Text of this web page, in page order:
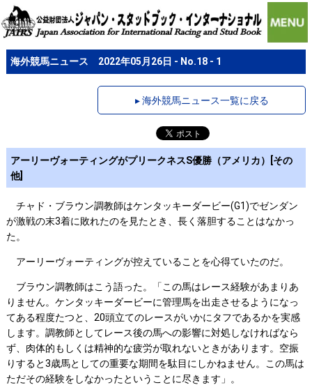
海外競馬ニュース 2022年05月26日 - No.18 - 1
▸ 海外競馬ニュース一覧に戻る
アーリーヴォーティングがプリークネスS優勝（アメリカ）[その
他]
チャド・ブラウン調教師はケンタッキーダービー(G1)でゼンダン
が激戦の末3着に敗れたのを見たとき、長く落胆することはなかっ
た。
アーリーヴォーティングが控えていることを心得ていたのだ。
ブラウン調教師はこう語った。「この馬はレース経験があまりあ
りません。ケンタッキーダービーに管理馬を出走させるようになっ
てある程度たつと、20頭立てのレースがいかにタフであるかを実感
します。調教師としてレース後の馬への影響に対処しなければなら
ず、肉体的もしくは精神的な疲労が取れないときがあります。空振
りすると3歳馬としての重要な期間を駄目にしかねません。この馬は
ただその経験をしなかったということに尽きます」。